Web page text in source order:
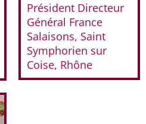
Président Directeur
Général France
Salaisons, Saint
Symphorien sur
Coise, Rhône